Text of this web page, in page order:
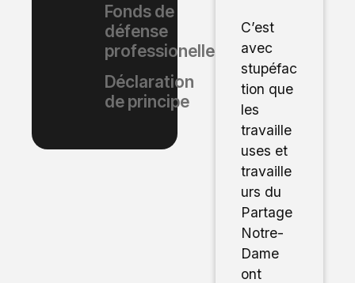
Fonds de
défense
professionelle
Déclaration
de principe
C’est
avec
stupéfac
tion que
les
travaille
uses et
travaille
urs du
Partage
Notre-
Dame
ont